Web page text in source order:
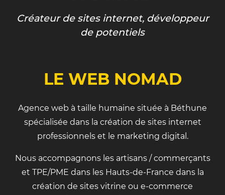
Créateur de sites internet, développeur
de potentiels
LE WEB NOMAD
Agence web à taille humaine située à Béthune
spécialisée dans la création de sites internet
professionnels et le marketing digital.
Nous accompagnons les artisans / commerçants
et TPE/PME dans les Hauts-de-France dans la
création de sites vitrine ou e-commerce